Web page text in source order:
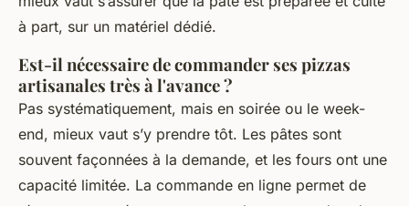
à part, sur un matériel dédié.
Est-il nécessaire de commander ses pizzas
artisanales très à l'avance ?
Pas systématiquement, mais en soirée ou le week-
end, mieux vaut s’y prendre tôt. Les pâtes sont
souvent façonnées à la demande, et les fours ont une
capacité limitée. La commande en ligne permet de